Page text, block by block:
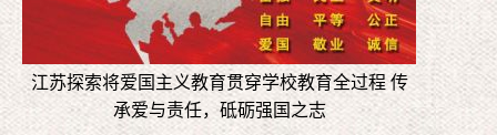
江苏探索将爱国主义教育贯穿学校教育全过程 传
承爱与责任，砥砺强国之志